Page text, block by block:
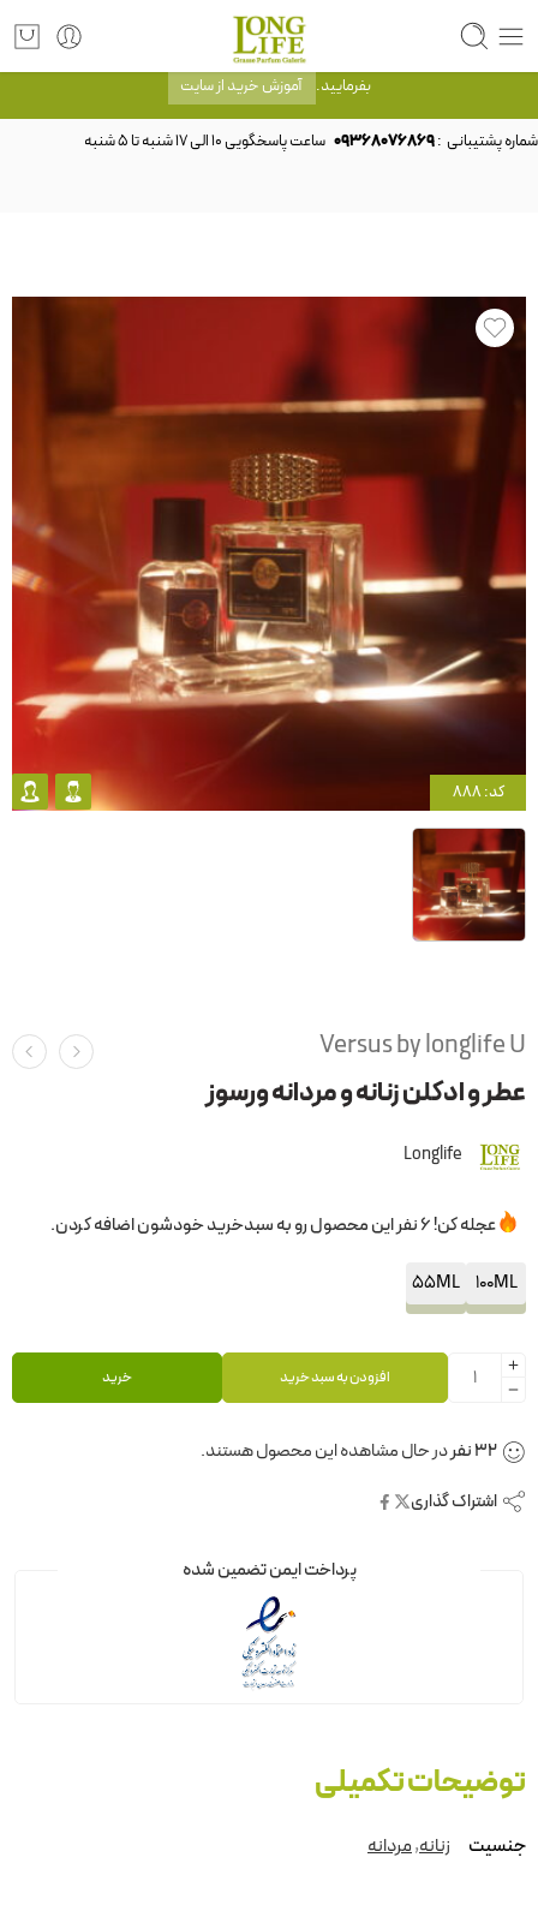
توجه! برند لانگ لایف رایحه های معروف را با شیشه و بسته بندی خود شرکت لانگ لایف
عرضه می کند.که با انتخاب حجم هر ادکلنی می توانید شیشه و بسته بندی را ملاحظه
بفرمایید. آموزش خرید از سایت
شماره پشتیبانی :09368076869
کد: 888
Versus by longlife U
عطر و ادکلن زنانه و مردانه ورسوز
Longlife
عجله کن! 6 نفر این محصول رو به سبدخرید خودشون اضافه کردن.
100ML
55ML
افزودن به سبد خرید خرید
32نفردر حال مشاهده این محصول هستند.
اشتراک گذاری
پرداخت ایمن تضمین شده
توضیحات تکمیلی
جنسیت زنانه,مردانه